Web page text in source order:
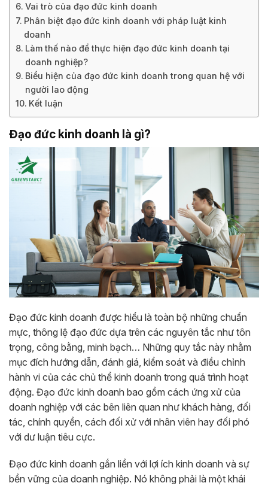
Vai trò của đạo đức kinh doanh
Phân biệt đạo đức kinh doanh với pháp luật kinh
doanh
Làm thế nào để thực hiện đạo đức kinh doanh tại
doanh nghiệp?
Biểu hiện của đạo đức kinh doanh trong quan hệ với
người lao động
Kết luận
Đạo đức kinh doanh là gì?
Đạo đức kinh doanh được hiểu là toàn bộ những chuẩn
mực, thông lệ đạo đức dựa trên các nguyên tắc như tôn
trọng, công bằng, minh bạch… Những quy tắc này nhằm
mục đích hướng dẫn, đánh giá, kiểm soát và điều chỉnh
hành vi của các chủ thể kinh doanh trong quá trình hoạt
động. Đạo đức kinh doanh bao gồm cách ứng xử của
doanh nghiệp với các bên liên quan như khách hàng, đối
tác, chính quyền, cách đối xử với nhân viên hay đối phó
với dư luận tiêu cực.
Đạo đức kinh doanh gắn liền với lợi ích kinh doanh và sự
bền vững của doanh nghiệp. Nó không phải là một khái